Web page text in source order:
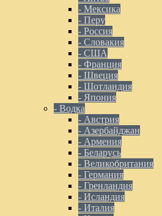
- Мексика
- Перу
- Россия
- Словакия
- США
- Франция
- Швеция
- Шотландия
- Япония
- Водка
- Австрия
- Азербайджан
- Армения
- Беларусь
- Великобритания
- Германия
- Гренландия
- Исландия
- Италия